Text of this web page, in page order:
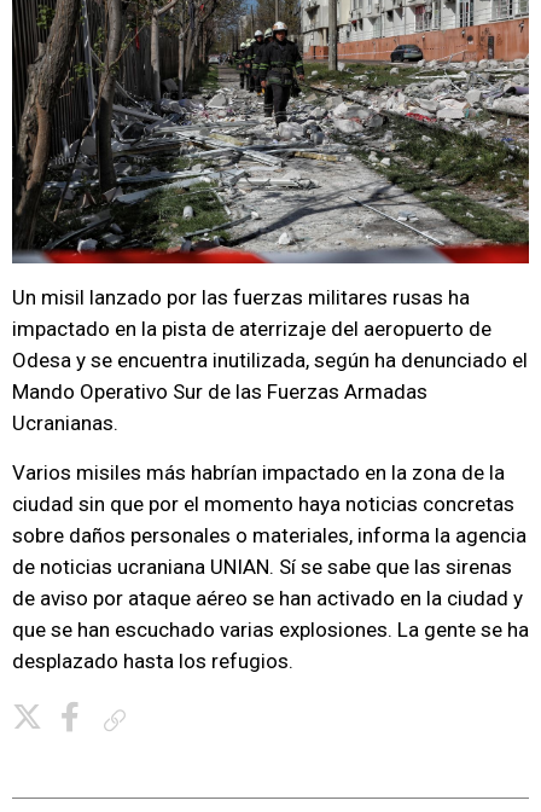
Un misil lanzado por las fuerzas militares rusas ha
impactado en la pista de aterrizaje del aeropuerto de
Odesa y se encuentra inutilizada, según ha denunciado el
Mando Operativo Sur de las Fuerzas Armadas
Ucranianas.
Varios misiles más habrían impactado en la zona de la
ciudad sin que por el momento haya noticias concretas
sobre daños personales o materiales, informa la agencia
de noticias ucraniana UNIAN. Sí se sabe que las sirenas
de aviso por ataque aéreo se han activado en la ciudad y
que se han escuchado varias explosiones. La gente se ha
desplazado hasta los refugios.